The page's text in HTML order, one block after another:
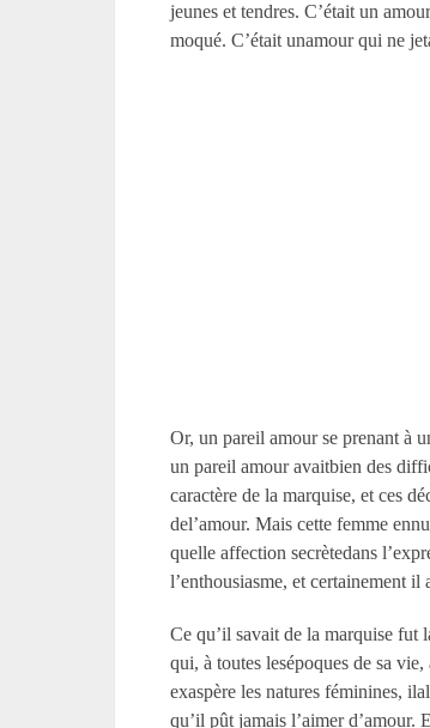
jeunes et tendres. C’était un
moqué. C’était unamour qui ne
Or, un pareil amour se prenant à
un pareil amour avaitbien des
caractère de la marquise, et ces
del’amour. Mais cette femme
quelle affection secrètedans
l’enthousiasme, et certainement
Ce qu’il savait de la marquise fut
qui, à toutes lesépoques de sa
exaspère les natures féminines,
qu’il pût jamais l’aimer d’amour.